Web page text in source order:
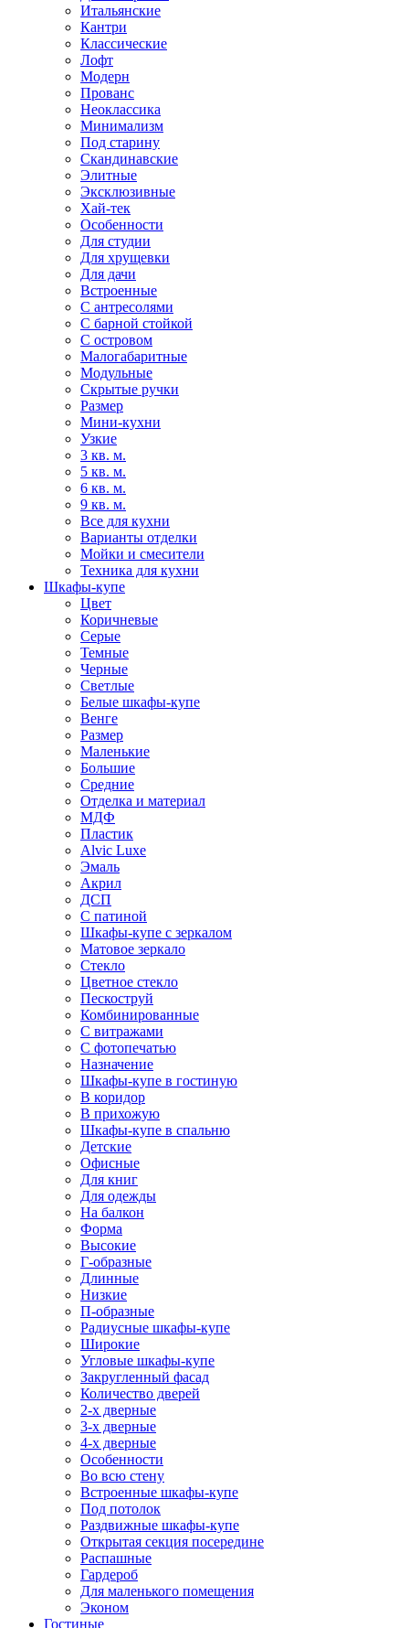
Итальянские
Кантри
Классические
Лофт
Модерн
Прованс
Неоклассика
Минимализм
Под старину
Скандинавские
Элитные
Эксклюзивные
Хай-тек
Особенности
Для студии
Для хрущевки
Для дачи
Встроенные
С антресолями
С барной стойкой
С островом
Малогабаритные
Модульные
Скрытые ручки
Размер
Мини-кухни
Узкие
3 кв. м.
5 кв. м.
6 кв. м.
9 кв. м.
Все для кухни
Варианты отделки
Мойки и смесители
Техника для кухни
Шкафы-купе
Цвет
Коричневые
Серые
Темные
Черные
Светлые
Белые шкафы-купе
Венге
Размер
Маленькие
Большие
Средние
Отделка и материал
МДФ
Пластик
Alvic Luxe
Эмаль
Акрил
ДСП
С патиной
Шкафы-купе с зеркалом
Матовое зеркало
Стекло
Цветное стекло
Пескоструй
Комбинированные
С витражами
С фотопечатью
Назначение
Шкафы-купе в гостиную
В коридор
В прихожую
Шкафы-купе в спальню
Детские
Офисные
Для книг
Для одежды
На балкон
Форма
Высокие
Г-образные
Длинные
Низкие
П-образные
Радиусные шкафы-купе
Широкие
Угловые шкафы-купе
Закругленный фасад
Количество дверей
2-х дверные
3-х дверные
4-х дверные
Особенности
Во всю стену
Встроенные шкафы-купе
Под потолок
Раздвижные шкафы-купе
Открытая секция посередине
Распашные
Гардероб
Для маленького помещения
Эконом
Гостиные